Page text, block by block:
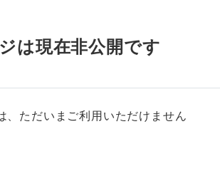
は現在非公開です
、ただいまご利用いただけません